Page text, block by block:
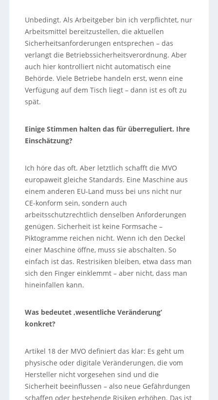
Unbedingt. Als Arbeitgeber bin ich verpflichtet, nur
Arbeitsmittel bereitzustellen, die aktuellen
Sicherheitsanforderungen entsprechen – das
verlangt die Betriebssicherheitsverordnung. Aber
auch hier kontrolliert nicht automatisch eine
Behörde. Viele Betriebe handeln erst, wenn eine
Verfügung auf dem Tisch liegt – dann ist es oft zu
spät.
Einige Stimmen halten das für überreguliert. Ihre
Einschätzung?
Ich höre das oft. Aber letztlich schafft die MVO
europaweit gleiche Standards. Eine Maschine aus
einem anderen EU-Land muss bei uns nicht nur
CE-konform sein, sondern auch
arbeitsschutzrechtlich denselben Anforderungen
genügen. Sicherheit ist keine Formsache –
Piktogramme reichen nicht. Wenn ich den Deckel
einer Maschine öffne, muss sie abschalten. So
einfach ist das. Restrisiken bleiben, etwa dass man
sich den Finger einklemmt – aber nicht, dass man
hineinfallen kann.
Was bedeutet ‚wesentliche Veränderung‘
konkret?
Artikel 18 der MVO definiert das klar: Es geht um
physische oder digitale Veränderungen, die vom
Hersteller nicht vorgesehen sind und die
Sicherheit beeinflussen – also neue Gefährdungen
schaffen oder bestehende Risiken erhöhen. Das ist